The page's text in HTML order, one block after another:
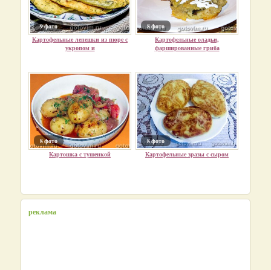
9 фото
Картофельные лепешки из пюре с
укропом и
8 фото
Картофельные оладьи,
фаршированные гриба
8 фото
Картошка с тушенкой
8 фото
Картофельные зразы с сыром
реклама